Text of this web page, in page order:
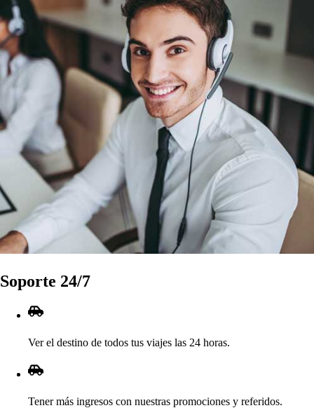
Soporte 24/7
Ver el destino de todos tus viajes las 24 horas.
Tener más ingresos con nuestras promociones y referidos.